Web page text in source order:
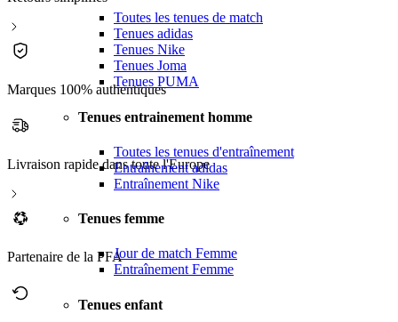
Toutes les tenues de match
Tenues adidas
Tenues Nike
Tenues Joma
Tenues PUMA
Tenues entrainement homme
Toutes les tenues d'entraînement
Entraînement adidas
Entraînement Nike
Tenues femme
Jour de match Femme
Entraînement Femme
Tenues enfant
Marques 100% authentiques
Livraison rapide dans toute l'Europe
Partenaire de la PFA